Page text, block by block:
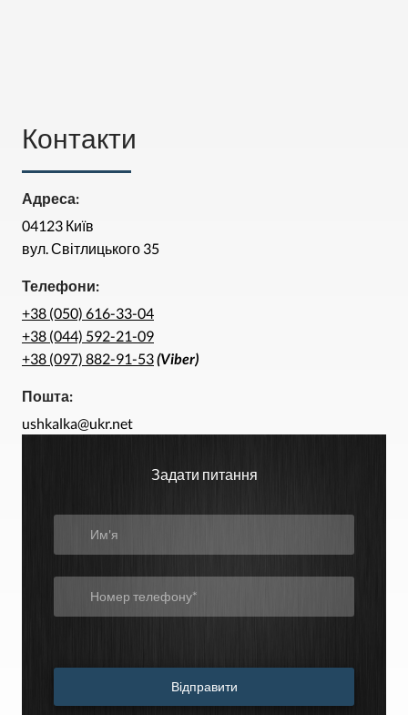
Контакти
Адреса:
04123 Київ
вул. Світлицького 35
Телефони:
+38 (050) 616-33-04
+38 (044) 592-21-09
+38 (097) 882-91-53(Viber)
Пошта:
ushkalka@ukr.net
Задати питання
Відправити